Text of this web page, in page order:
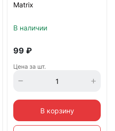
Matrix
В наличии
99 ₽
Цена за шт.
В корзину